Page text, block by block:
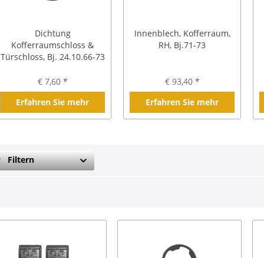
Dichtung
Kofferraumschloss &
Türschloss, Bj. 24.10.66-73
€ 7,60 *
Erfahren Sie mehr
Innenblech, Kofferraum,
RH, Bj.71-73
€ 93,40 *
Erfahren Sie mehr
Filtern